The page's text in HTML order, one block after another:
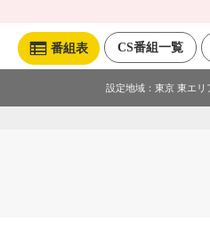
CS番組一覧
番組表
設定地域： 東京 東エリ